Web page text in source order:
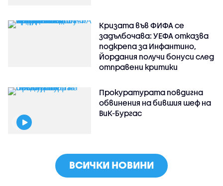
Кризата във ФИФА се
задълбочава: УЕФА отказва
подкрепа за Инфантино,
Йордания получи бонуси след
отправени критики
Прокуратурата повдигна
обвинения на бившия шеф на
ВиК-Бургас
ВСИЧКИ НОВИНИ